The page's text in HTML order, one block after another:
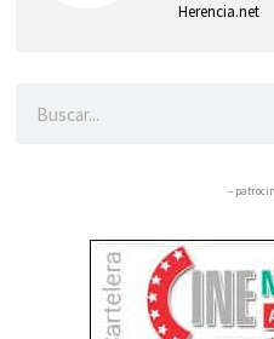
Herencia.net
–